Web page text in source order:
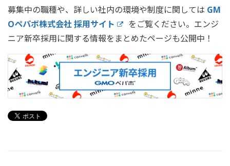
募集中の職種や、詳しい社内の環境や制度に関しては GM
Oペパボ株式会社 採用サイト
をご覧ください。エンジ
ニア新卒採用に関する情報をまとめたページも公開中！